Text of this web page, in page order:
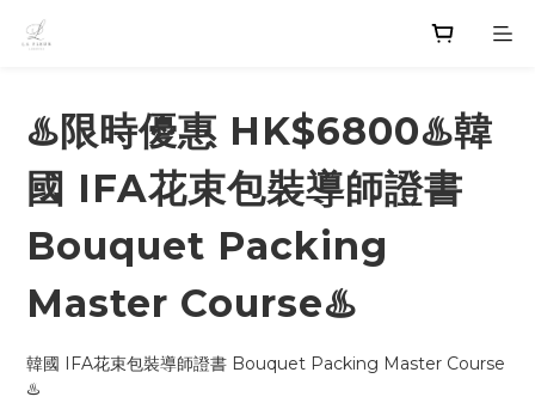
♨️限時優惠 HK$6800♨️韓
國 IFA花束包裝導師證書
Bouquet Packing
Master Course♨️
韓國 IFA花束包裝導師證書 Bouquet Packing Master Course
♨️